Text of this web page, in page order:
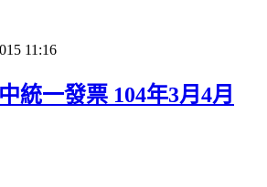
11:16
統一發票 104年3月4月